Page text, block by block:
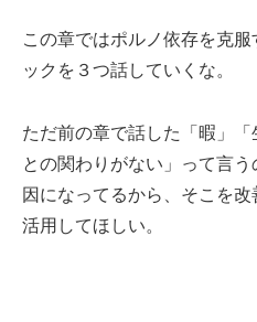
この章ではポルノ依存を克
ックを３つ話していくな。
ただ前の章で話した「暇」
との関わりがない」って言
因になってるから、そこを
活用してほしい。